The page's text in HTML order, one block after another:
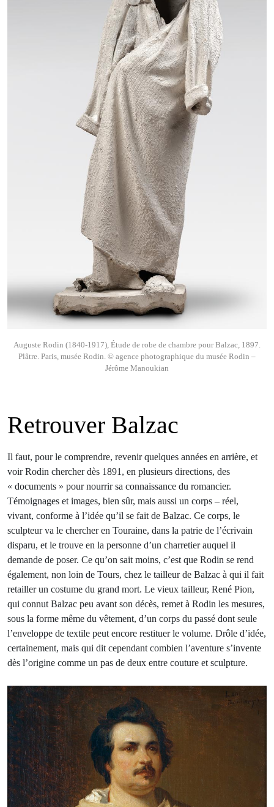
Auguste Rodin (1840-1917), Étude de robe de chambre pour Balzac, 1897.
Plâtre. Paris, musée Rodin. © agence photographique du musée Rodin –
Jérôme Manoukian
Retrouver Balzac
Il faut, pour le comprendre, revenir quelques années en arrière, et
voir Rodin chercher dès 1891, en plusieurs directions, des
« documents » pour nourrir sa connaissance du romancier.
Témoignages et images, bien sûr, mais aussi un corps – réel,
vivant, conforme à l’idée qu’il se fait de Balzac. Ce corps, le
sculpteur va le chercher en Touraine, dans la patrie de l’écrivain
disparu, et le trouve en la personne d’un charretier auquel il
demande de poser. Ce qu’on sait moins, c’est que Rodin se rend
également, non loin de Tours, chez le tailleur de Balzac à qui il fait
retailler un costume du grand mort. Le vieux tailleur, René Pion,
qui connut Balzac peu avant son décès, remet à Rodin les mesures,
sous la forme même du vêtement, d’un corps du passé dont seule
l’enveloppe de textile peut encore restituer le volume. Drôle d’idée,
certainement, mais qui dit cependant combien l’aventure s’invente
dès l’origine comme un pas de deux entre couture et sculpture.